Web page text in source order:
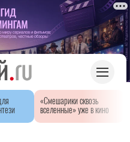
«Смешарики сквозь
вселенные» уже в кино